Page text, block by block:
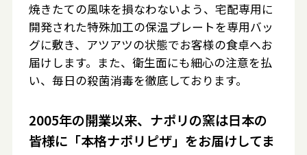
焼きたての風味を損なわないよう、宅配専用に
開発された特殊加工の保温プレートを専用バッ
グに敷き、アツアツの状態でお客様の食卓へお
届けします。また、衛生面にも細心の注意を払
い、毎日の殺菌消毒を徹底しております。
2005年の開業以来、ナポリの窯は日本の
皆様に「本格ナポリピザ」をお届けしてま